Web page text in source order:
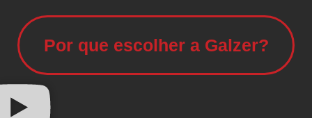
Por que escolher a Galzer?